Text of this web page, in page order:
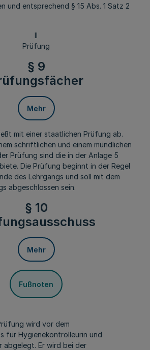
und entsprechend § 15 Abs. 1 Satz 2
II
Prüfung
§ 9
Mehr
mit einer staatlichen Prüfung ab.
schriftlichen und einem mündlichen
Prüfung sind die in der Anlage 5
Die Prüfung beginnt in der Regel
des Lehrgangs und soll mit dem
abgeschlossen sein.
§ 10
Mehr
Fußnoten
wird vor dem
für Hygienekontrolleurin und
abgelegt. Er wird bei der